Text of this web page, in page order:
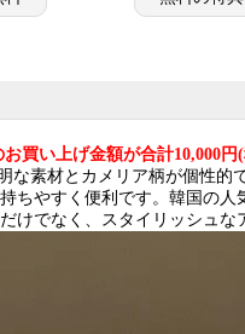
買い上げ金額が合計10,000円
な素材とカメリア柄が個性
ちやすく便利です。韓国の
けでなく、スタイリッシュな